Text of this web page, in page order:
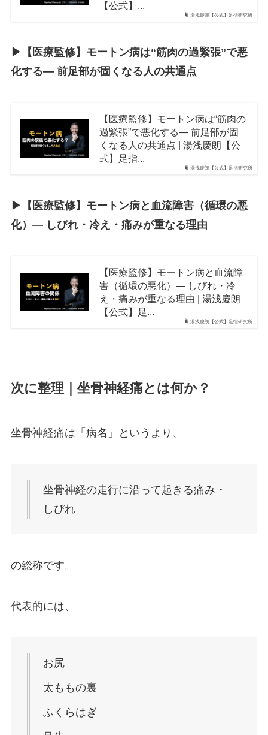
湯浅慶朗【公式】足指研究所
【公式】...
▶︎【医療監修】モートン病は“筋肉の過緊張”で悪
化する― 前足部が固くなる人の共通点
湯浅慶朗【公式】足指研究所
【医療監修】モートン病は“筋肉の
過緊張”で悪化する― 前足部が固
くなる人の共通点 | 湯浅慶朗【公
式】足指...
▶︎【医療監修】モートン病と血流障害（循環の悪
化）― しびれ・冷え・痛みが重なる理由
湯浅慶朗【公式】足指研究所
【医療監修】モートン病と血流障
害（循環の悪化）― しびれ・冷
え・痛みが重なる理由 | 湯浅慶朗
【公式】足...
次に整理｜坐骨神経痛とは何か？
坐骨神経痛は「病名」というより、
坐骨神経の走行に沿って起きる痛み・
しびれ
の総称です。
代表的には、
お尻
太ももの裏
ふくらはぎ